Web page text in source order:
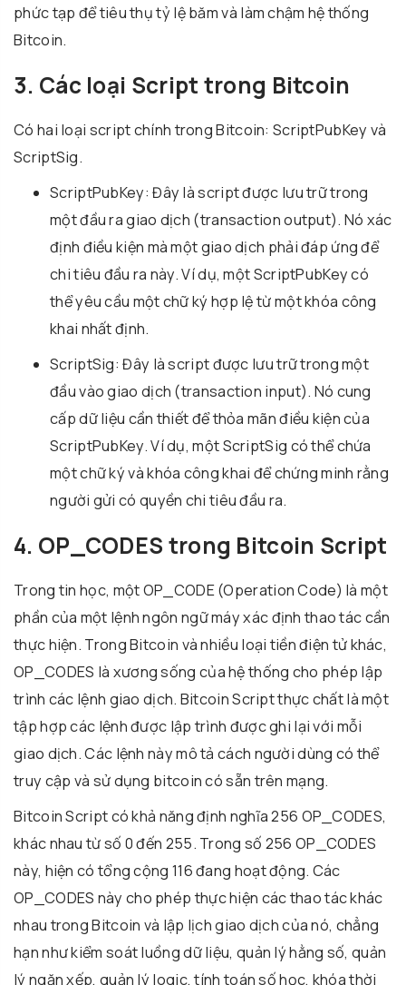
phức tạp để tiêu thụ tỷ lệ băm và làm chậm hệ thống
Bitcoin.
3. Các loại Script trong Bitcoin
Có hai loại script chính trong Bitcoin: ScriptPubKey và
ScriptSig.
ScriptPubKey: Đây là script được lưu trữ trong
một đầu ra giao dịch (transaction output). Nó xác
định điều kiện mà một giao dịch phải đáp ứng để
chi tiêu đầu ra này. Ví dụ, một ScriptPubKey có
thể yêu cầu một chữ ký hợp lệ từ một khóa công
khai nhất định.
ScriptSig: Đây là script được lưu trữ trong một
đầu vào giao dịch (transaction input). Nó cung
cấp dữ liệu cần thiết để thỏa mãn điều kiện của
ScriptPubKey. Ví dụ, một ScriptSig có thể chứa
một chữ ký và khóa công khai để chứng minh rằng
người gửi có quyền chi tiêu đầu ra.
4. OP_CODES trong Bitcoin Script
Trong tin học, một OP_CODE (Operation Code) là một
phần của một lệnh ngôn ngữ máy xác định thao tác cần
thực hiện. Trong Bitcoin và nhiều loại tiền điện tử khác,
OP_CODES là xương sống của hệ thống cho phép lập
trình các lệnh giao dịch. Bitcoin Script thực chất là một
tập hợp các lệnh được lập trình được ghi lại với mỗi
giao dịch. Các lệnh này mô tả cách người dùng có thể
truy cập và sử dụng bitcoin có sẵn trên mạng.
Bitcoin Script có khả năng định nghĩa 256 OP_CODES,
khác nhau từ số 0 đến 255. Trong số 256 OP_CODES
này, hiện có tổng cộng 116 đang hoạt động. Các
OP_CODES này cho phép thực hiện các thao tác khác
nhau trong Bitcoin và lập lịch giao dịch của nó, chẳng
hạn như kiểm soát luồng dữ liệu, quản lý hằng số, quản
lý ngăn xếp, quản lý logic, tính toán số học, khóa thời